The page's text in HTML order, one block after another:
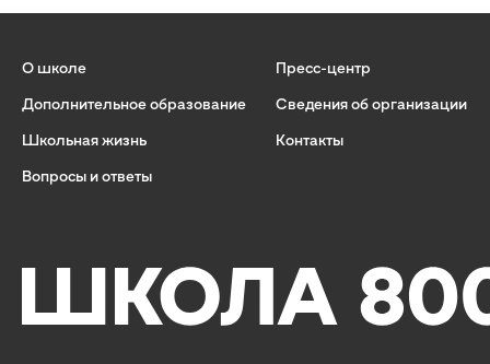
О школе
Дополнительное образование
Школьная жизнь
Вопросы и ответы
Пресс-центр
Сведения об организации
Контакты